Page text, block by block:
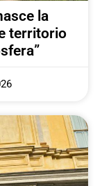
la
territorio